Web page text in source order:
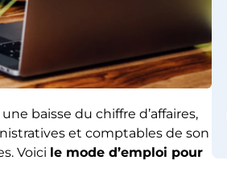
baisse du chiffre d’affaires,
et comptables de son
Voici le mode d’emploi pour